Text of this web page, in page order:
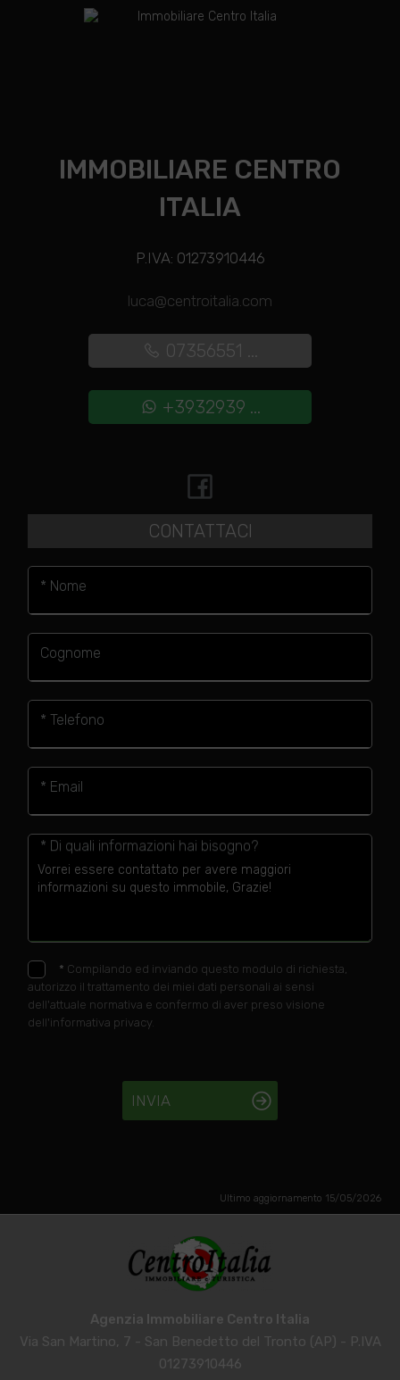
IMMOBILIARE CENTRO
ITALIA
P.IVA: 01273910446
luca@centroitalia.com
07356551 ...
+3932939 ...
CONTATTACI
* Nome
Cognome
* Telefono
* Email
* Di quali informazioni hai bisogno?
* Compilando ed inviando questo modulo di richiesta,
autorizzo il trattamento dei miei dati personali ai sensi
dell'attuale normativa e confermo di aver preso visione
dell'informativa privacy.
INVIA
Ultimo aggiornamento 15/05/2026
Agenzia Immobiliare Centro Italia
Via San Martino, 7 - San Benedetto del Tronto (AP) - P.IVA
01273910446